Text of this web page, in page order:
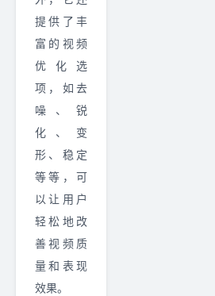
提供了丰
富的视频
优化选
项，如去
噪、锐
化、变
形、稳定
等等，可
以让用户
轻松地改
善视频质
量和表现
效果。